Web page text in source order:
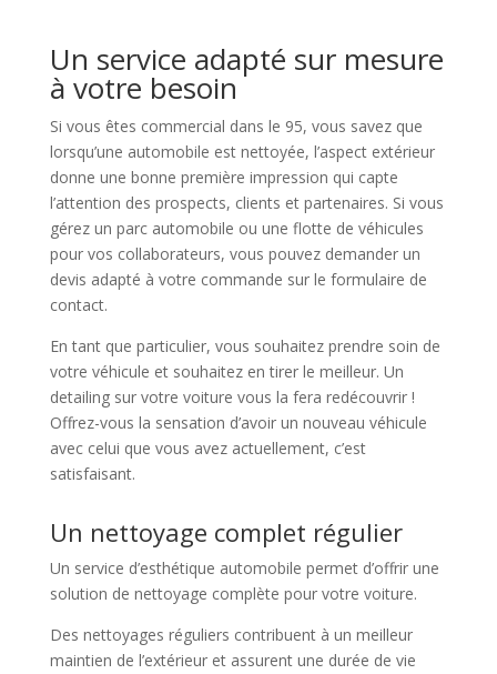
Un service adapté sur mesure
à votre besoin
Si vous êtes commercial dans le 95, vous savez que
lorsqu’une automobile est nettoyée, l’aspect extérieur
donne une bonne première impression qui capte
l’attention des prospects, clients et partenaires. Si vous
gérez un parc automobile ou une flotte de véhicules
pour vos collaborateurs, vous pouvez demander un
devis adapté à votre commande sur le formulaire de
contact.
En tant que particulier, vous souhaitez prendre soin de
votre véhicule et souhaitez en tirer le meilleur. Un
detailing sur votre voiture vous la fera redécouvrir !
Offrez-vous la sensation d’avoir un nouveau véhicule
avec celui que vous avez actuellement, c’est
satisfaisant.
Un nettoyage complet régulier
Un service d’esthétique automobile permet d’offrir une
solution de nettoyage complète pour votre voiture.
Des nettoyages réguliers contribuent à un meilleur
maintien de l’extérieur et assurent une durée de vie